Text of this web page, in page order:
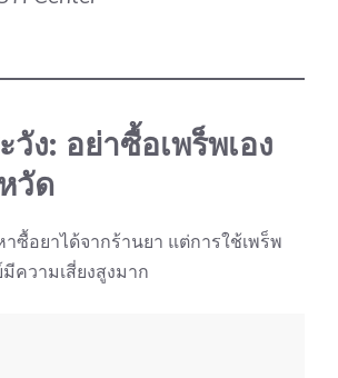
วัง: อย่าซื้อเพร็พเอง
วัด
ซื้อยาได้จากร้านยา แต่การใช้เพร็พ
ความเสี่ยงสูงมาก